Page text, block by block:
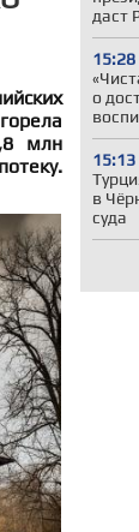
даст
15:28
о
15:13
в
суда
млн